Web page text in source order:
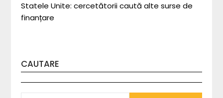
Statele Unite: cercetătorii caută alte surse de
finanțare
CAUTARE